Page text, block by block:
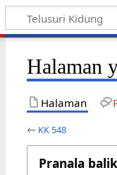
Halaman
Halaman
← KK 548
Pranala balik